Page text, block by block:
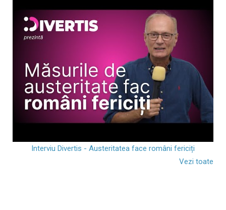
Interviu Divertis - Austeritatea face români fericiți
Vezi toate